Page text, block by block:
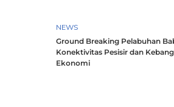
NEWS
Ground Breaking Pelabuhan
Konektivitas Pesisir dan
Ekonomi